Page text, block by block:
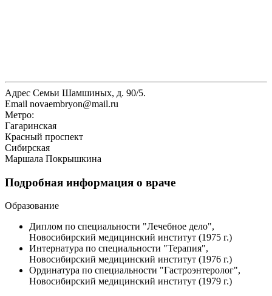
Адрес Семьи Шамшиных, д. 90/5.
Email novaembryon@mail.ru
Метро:
Гагаринская
Красный проспект
Сибирская
Маршала Покрышкина
Подробная информация о враче
Образование
Диплом по специальности "Лечебное дело",
Новосибирский медицинский институт (1975 г.)
Интернатура по специальности "Терапия",
Новосибирский медицинский институт (1976 г.)
Ординатура по специальности "Гастроэнтеролог",
Новосибирский медицинский институт (1979 г.)